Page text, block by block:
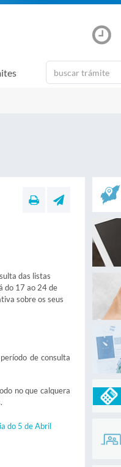
das listas
do 17 ao 24 de
sobre os seus
de consulta
no que calquera
do 5 de Abril